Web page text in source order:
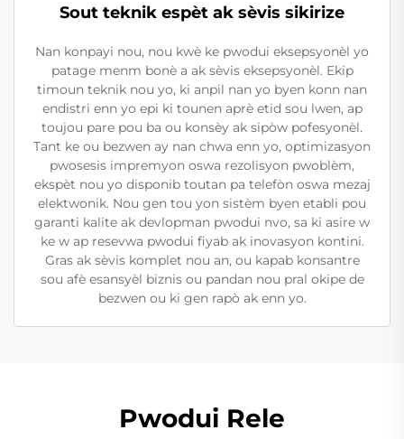
Sout teknik espèt ak sèvis sikirize
Nan konpayi nou, nou kwè ke pwodui eksepsyonèl yo
patage menm bonè a ak sèvis eksepsyonèl. Ekip
timoun teknik nou yo, ki anpil nan yo byen konn nan
endistri enn yo epi ki tounen aprè etid sou lwen, ap
toujou pare pou ba ou konsèy ak sipòw pofesyonèl.
Tant ke ou bezwen ay nan chwa enn yo, optimizasyon
pwosesis impremyon oswa rezolisyon pwoblèm,
ekspèt nou yo disponib toutan pa telefòn oswa mezaj
elektwonik. Nou gen tou yon sistèm byen etabli pou
garanti kalite ak devlopman pwodui nvo, sa ki asire w
ke w ap resevwa pwodui fiyab ak inovasyon kontini.
Gras ak sèvis komplet nou an, ou kapab konsantre
sou afè esansyèl biznis ou pandan nou pral okipe de
bezwen ou ki gen rapò ak enn yo.
Pwodui Rele